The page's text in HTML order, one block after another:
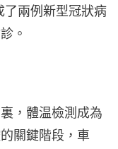
了兩例新型冠狀病
。
，體温檢測成為
關鍵階段，車